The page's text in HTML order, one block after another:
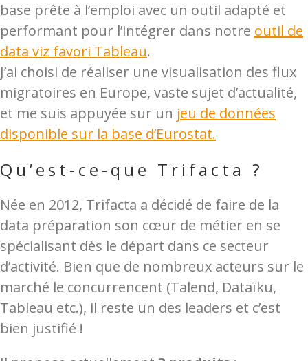
base prête à l’emploi avec un outil adapté et
performant pour l’intégrer dans notre outil de
data viz favori Tableau.
J’ai choisi de réaliser une visualisation des flux
migratoires en Europe, vaste sujet d’actualité,
et me suis appuyée sur un jeu de données
disponible sur la base d’Eurostat.
Qu’est-ce-que Trifacta ?
Née en 2012, Trifacta a décidé de faire de la
data préparation son cœur de métier en se
spécialisant dès le départ dans ce secteur
d’activité. Bien que de nombreux acteurs sur le
marché le concurrencent (Talend, Dataïku,
Tableau etc.), il reste un des leaders et c’est
bien justifié !